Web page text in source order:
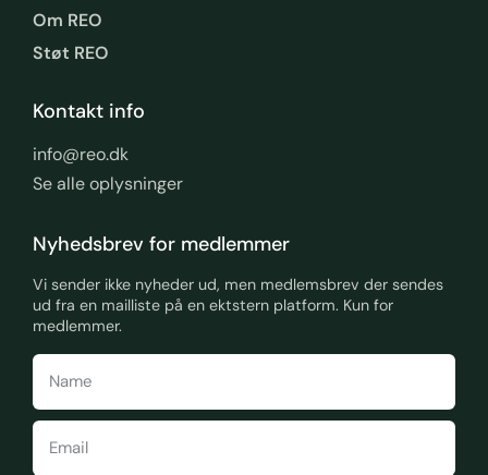
Om REO
Støt REO
Kontakt info
info@reo.dk
Se alle oplysninger
Nyhedsbrev for medlemmer
Vi sender ikke nyheder ud, men medlemsbrev der sendes
ud fra en mailliste på en ektstern platform. Kun for
medlemmer.